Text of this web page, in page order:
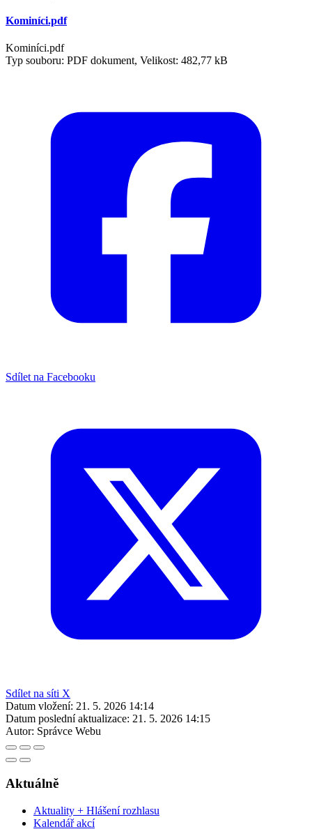
Kominíci.pdf
Kominíci.pdf
Typ souboru: PDF dokument, Velikost: 482,77 kB
Sdílet na Facebooku
Sdílet na síti X
Datum vložení: 21. 5. 2026 14:14
Datum poslední aktualizace: 21. 5. 2026 14:15
Autor: Správce Webu
Aktuálně
Aktuality + Hlášení rozhlasu
Kalendář akcí